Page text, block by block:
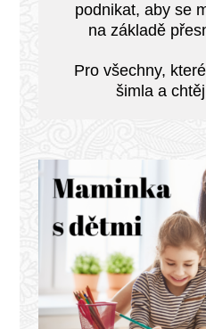
podnikat, aby se
na základě
Pro všechny,
šimla a